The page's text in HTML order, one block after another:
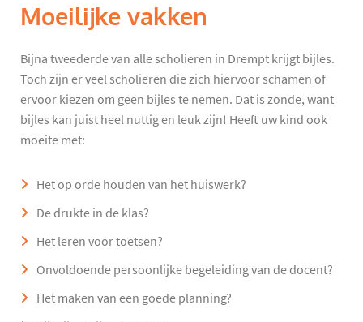
Moeilijke vakken
Bijna tweederde van alle scholieren in Drempt krijgt bijles.
Toch zijn er veel scholieren die zich hiervoor schamen of
ervoor kiezen om geen bijles te nemen. Dat is zonde, want
bijles kan juist heel nuttig en leuk zijn! Heeft uw kind ook
moeite met:
Het op orde houden van het huiswerk?
De drukte in de klas?
Het leren voor toetsen?
Onvoldoende persoonlijke begeleiding van de docent?
Het maken van een goede planning?